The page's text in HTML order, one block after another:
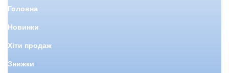
Головна
Новинки
Хіти продаж
Знижки